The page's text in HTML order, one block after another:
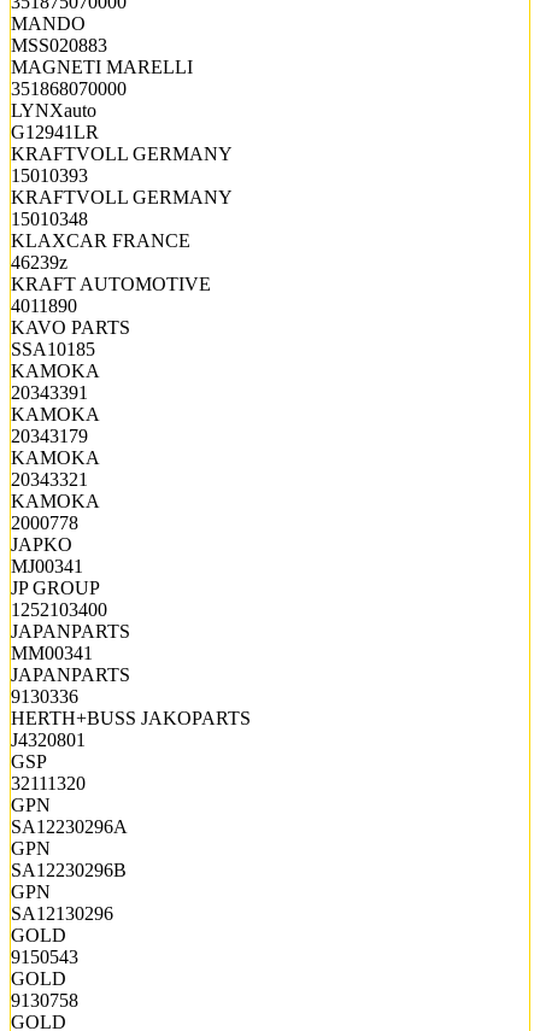
MANDO
MSS020883
MAGNETI MARELLI
351868070000
LYNXauto
G12941LR
KRAFTVOLL GERMANY
15010393
KRAFTVOLL GERMANY
15010348
KLAXCAR FRANCE
46239z
KRAFT AUTOMOTIVE
4011890
KAVO PARTS
SSA10185
KAMOKA
20343391
KAMOKA
20343179
KAMOKA
20343321
KAMOKA
2000778
JAPKO
MJ00341
JP GROUP
1252103400
JAPANPARTS
MM00341
JAPANPARTS
9130336
HERTH+BUSS JAKOPARTS
J4320801
GSP
32111320
GPN
SA12230296A
GPN
SA12230296B
GPN
SA12130296
GOLD
9150543
GOLD
9130758
GOLD